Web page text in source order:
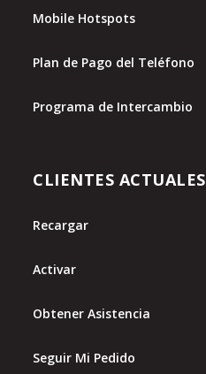
Mobile Hotspots
Plan de Pago del Teléfono
Programa de Intercambio
CLIENTES ACTUALES
Recargar
Activar
Obtener Asistencia
Seguir Mi Pedido